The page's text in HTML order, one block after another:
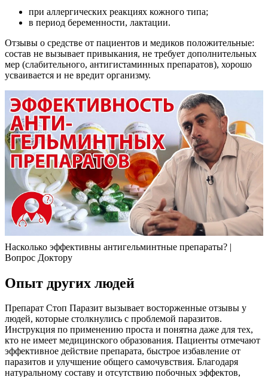
при аллергических реакциях кожного типа;
в период беременности, лактации.
Отзывы о средстве от пациентов и медиков положительные:
состав не вызывает привыкания, не требует дополнительных
мер (слабительного, антигистаминных препаратов), хорошо
усваивается и не вредит организму.
Насколько эффективны антигельминтные препараты? |
Вопрос Доктору
Опыт других людей
Препарат Стоп Паразит вызывает восторженные отзывы у
людей, которые столкнулись с проблемой паразитов.
Инструкция по применению проста и понятна даже для тех,
кто не имеет медицинского образования. Пациенты отмечают
эффективное действие препарата, быстрое избавление от
паразитов и улучшение общего самочувствия. Благодаря
натуральному составу и отсутствию побочных эффектов,